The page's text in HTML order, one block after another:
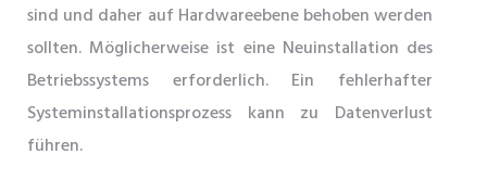
sind und daher auf Hardwareebene behoben werden
sollten. Möglicherweise ist eine Neuinstallation des
Betriebssystems erforderlich. Ein fehlerhafter
Systeminstallationsprozess kann zu Datenverlust
führen.